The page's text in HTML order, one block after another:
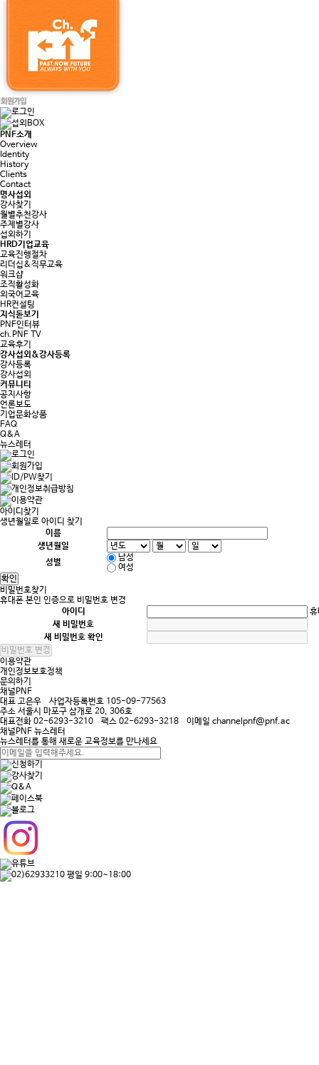
PNF소개
Overview
Identity
History
Clients
Contact
명사섭외
강사찾기
월별추천강사
주제별강사
섭외하기
HRD기업교육
교육진행절차
리더십&직무교육
워크샵
조직활성화
외국어교육
HR컨설팅
지식돋보기
PNF인터뷰
ch.PNF TV
교육후기
강사섭외&강사등록
강사등록
강사섭외
커뮤니티
공지사항
언론보도
기업문화상품
FAQ
Q&A
뉴스레터
아이디찾기
생년월일로 아이디 찾기
이름
생년월일
성별
남성
여성
비밀번호찾기
휴대폰 본인 인증으로 비밀번호 변경
아이디
새 비밀번호
새 비밀번호 확인
이용약관
개인정보보호정책
문의하기
채널PNF
대표 고은우 사업자등록번호 105-09-77563
주소 서울시 마포구 삼개로 20, 306호
대표전화 02-6293-3210 팩스 02-6293-3218 이메일 channelpnf@pnf.ac
채널PNF 뉴스레터
뉴스레터를 통해 새로운 교육정보를 만나세요